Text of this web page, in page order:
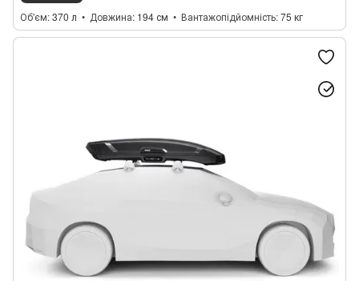
Об'єм 370 л Довжина 194 см Вантажопідйомність 75 кг